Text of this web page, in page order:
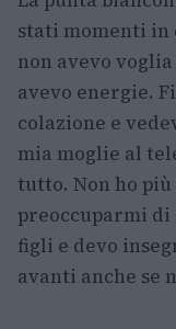
stati momenti in
non avevo
avevo energie.
colazione e
mia moglie al
tutto. Non ho più
preoccuparmi di
figli e devo
avanti anche se